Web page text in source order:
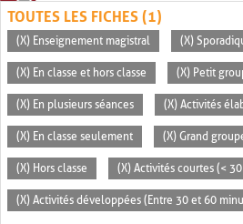
TOUTES LES FICHES (1)
(X) Enseignement magistral (X)
(X) En classe et hors classe (X) Petit
(X) En plusieurs séances (X) Activités
(X) En classe seulement (X) Grand
(X) Hors classe (X) Activités courtes (<
(X) Activités développées (Entre 30 et 60